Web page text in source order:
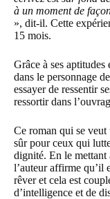
à un moment de
», dit-il. Cette
15 mois.
Grâce à ses
dans le personnage
essayer de ressentir
ressortir dans
Ce roman qui se
sûr pour ceux qui
dignité. En le mettant
l’auteur affirme qu’il
rêver et cela est
d’intelligence et de